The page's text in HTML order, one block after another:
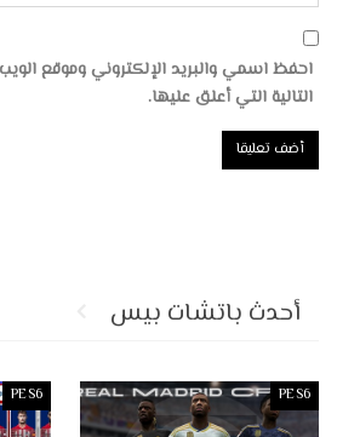
احفظ اسمي والبريد الإلكتروني وموقع
التالية التي أعلق عليها.
أحدث باتشات بيس
PES6
PES6